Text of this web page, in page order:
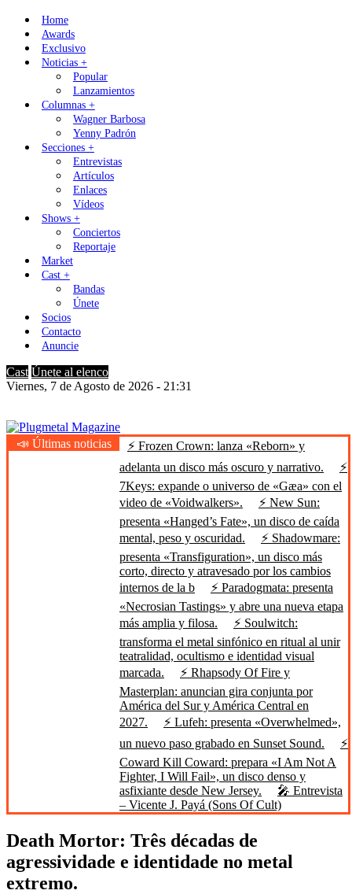
Skip
content
Home
Awards
Exclusivo
Noticias +
Popular
Lanzamientos
Columnas +
Wagner Barbosa
Yenny Padrón
Secciones +
Entrevistas
Artículos
Enlaces
Vídeos
Shows +
Conciertos
Reportaje
Market
Cast +
Bandas
Únete
Socios
Contacto
Anuncie
Cast Únete al elenco
Viernes, 7 de Agosto de 2026 - 21:31
Plugmetal Magazine
Heavy Metal is Life
📣 Últimas noticias
⚡ Frozen Crown: lanza «Reborn» y
adelanta un disco más oscuro y narrativo.
⚡
7Keys: expande o universo de «Gæa» con el
video de «Voidwalkers».
⚡ New Sun:
presenta «Hanged’s Fate», un disco de caída
mental, peso y oscuridad.
⚡ Shadowmare:
presenta «Transfiguration», un disco más
corto, directo y atravesado por los cambios
internos de la b
⚡ Paradogmata: presenta
«Necrosian Tastings» y abre una nueva etapa
más amplia y filosa.
⚡ Soulwitch:
transforma el metal sinfónico en ritual al unir
teatralidad, ocultismo e identidad visual
marcada.
⚡ Rhapsody Of Fire y
Masterplan: anuncian gira conjunta por
América del Sur y América Central en
2027.
⚡ Lufeh: presenta «Overwhelmed»,
un nuevo paso grabado en Sunset Sound.
⚡
Coward Kill Coward: prepara «I Am Not A
Fighter, I Will Fail», un disco denso y
asfixiante desde New Jersey.
🎤 Entrevista
– Vicente J. Payá (Sons Of Cult)
Death Mortor: Três décadas de
agressividade e identidade no metal
extremo.